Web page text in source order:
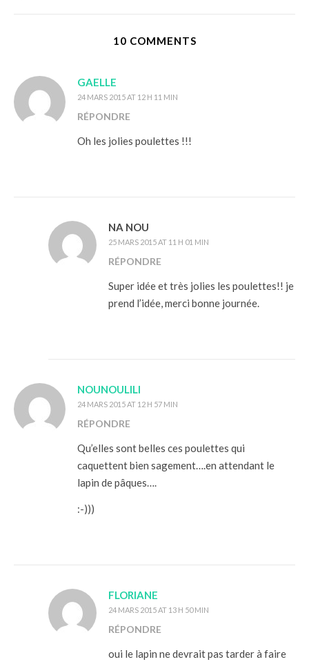
10 COMMENTS
GAELLE
24 MARS 2015 AT 12 H 11 MIN
RÉPONDRE
Oh les jolies poulettes !!!
NA NOU
25 MARS 2015 AT 11 H 01 MIN
RÉPONDRE
Super idée et très jolies les poulettes!! je
prend l’idée, merci bonne journée.
NOUNOULILI
24 MARS 2015 AT 12 H 57 MIN
RÉPONDRE
Qu’elles sont belles ces poulettes qui
caquettent bien sagement….en attendant le
lapin de pâques….
:-)))
FLORIANE
24 MARS 2015 AT 13 H 50 MIN
RÉPONDRE
oui le lapin ne devrait pas tarder à faire